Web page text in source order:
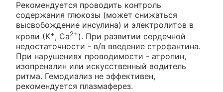
Рекомендуется проводить контроль
содержания глюкозы (может снижаться
высвобождение инсулина) и электролитов в
крови (К+, Са2+). При развитии сердечной
недостаточности - в/в введение строфантина.
При нарушениях проводимости - атропин,
изопреналин или искусственный водитель
ритма. Гемодиализ не эффективен,
рекомендуется плазмаферез.